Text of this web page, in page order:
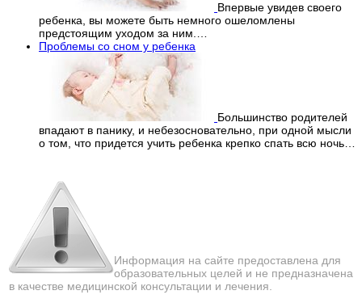
Впервые увидев своего
ребенка, вы можете быть немного ошеломлены
предстоящим уходом за ним.…
Проблемы со сном у ребенка
Большинство родителей
впадают в панику, и небезосновательно, при одной мысли
о том, что придется учить ребенка крепко спать всю ночь…
Информация на сайте предоставлена для
образовательных целей и не предназначена
в качестве медицинской консультации и лечения.